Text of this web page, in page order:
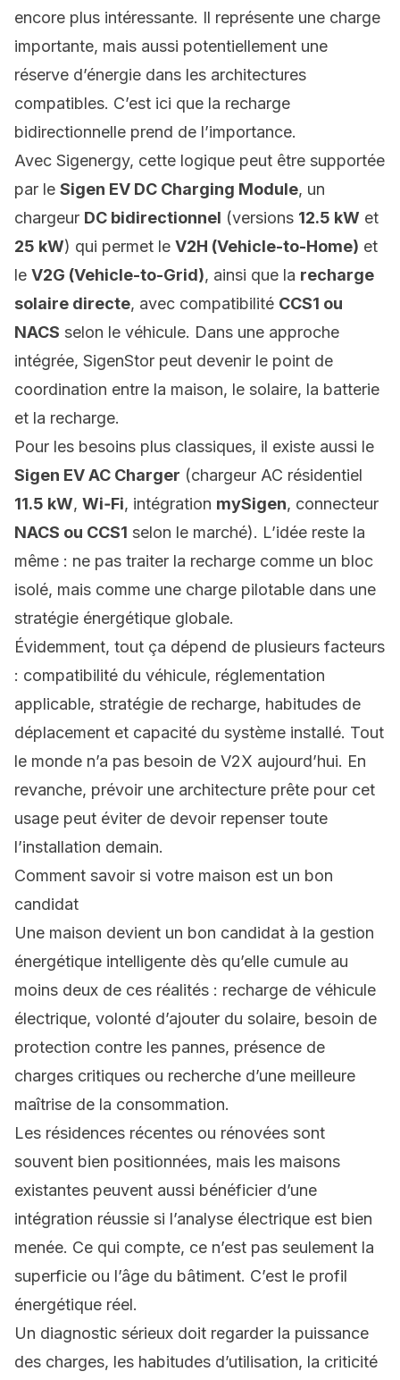
encore plus intéressante. Il représente une charge
importante, mais aussi potentiellement une
réserve d’énergie dans les architectures
compatibles. C’est ici que la recharge
bidirectionnelle prend de l’importance.
Avec Sigenergy, cette logique peut être supportée
par le Sigen EV DC Charging Module, un
chargeur DC bidirectionnel (versions 12.5 kW et
25 kW) qui permet le V2H (Vehicle-to-Home) et
le V2G (Vehicle-to-Grid), ainsi que la recharge
solaire directe, avec compatibilité CCS1 ou
NACS selon le véhicule. Dans une approche
intégrée, SigenStor peut devenir le point de
coordination entre la maison, le solaire, la batterie
et la recharge.
Pour les besoins plus classiques, il existe aussi le
Sigen EV AC Charger (chargeur AC résidentiel
11.5 kW, Wi‑Fi, intégration mySigen, connecteur
NACS ou CCS1 selon le marché). L’idée reste la
même : ne pas traiter la recharge comme un bloc
isolé, mais comme une charge pilotable dans une
stratégie énergétique globale.
Évidemment, tout ça dépend de plusieurs facteurs
: compatibilité du véhicule, réglementation
applicable, stratégie de recharge, habitudes de
déplacement et capacité du système installé. Tout
le monde n’a pas besoin de V2X aujourd’hui. En
revanche, prévoir une architecture prête pour cet
usage peut éviter de devoir repenser toute
l’installation demain.
Comment savoir si votre maison est un bon
candidat
Une maison devient un bon candidat à la gestion
énergétique intelligente dès qu’elle cumule au
moins deux de ces réalités : recharge de véhicule
électrique, volonté d’ajouter du solaire, besoin de
protection contre les pannes, présence de
charges critiques ou recherche d’une meilleure
maîtrise de la consommation.
Les résidences récentes ou rénovées sont
souvent bien positionnées, mais les maisons
existantes peuvent aussi bénéficier d’une
intégration réussie si l’analyse électrique est bien
menée. Ce qui compte, ce n’est pas seulement la
superficie ou l’âge du bâtiment. C’est le profil
énergétique réel.
Un diagnostic sérieux doit regarder la puissance
des charges, les habitudes d’utilisation, la criticité